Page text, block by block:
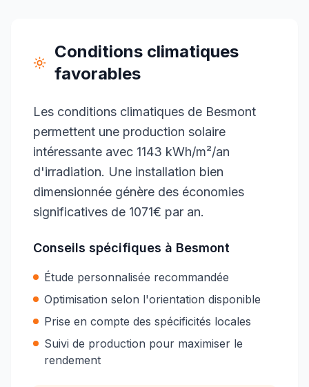
Conditions climatiques
favorables
Les conditions climatiques de Besmont
permettent une production solaire
intéressante avec 1143 kWh/m²/an
d'irradiation. Une installation bien
dimensionnée génère des économies
significatives de 1071€ par an.
Conseils spécifiques à Besmont
Étude personnalisée recommandée
Optimisation selon l'orientation disponible
Prise en compte des spécificités locales
Suivi de production pour maximiser le
rendement